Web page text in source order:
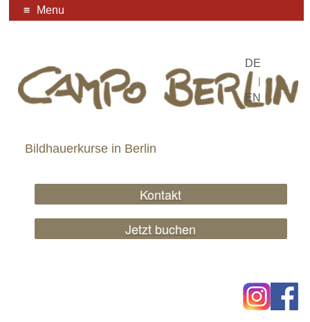
Menu
DE
|
EN
Bildhauerkurse in Berlin
Kontakt
Jetzt buchen